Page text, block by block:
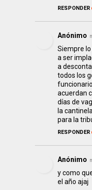
RESPONDER
Anónimo
Siempre
a ser
a
todos los
acuerdan
días de
la
para la
RESPONDER
Anónimo
y como
el año ajaj